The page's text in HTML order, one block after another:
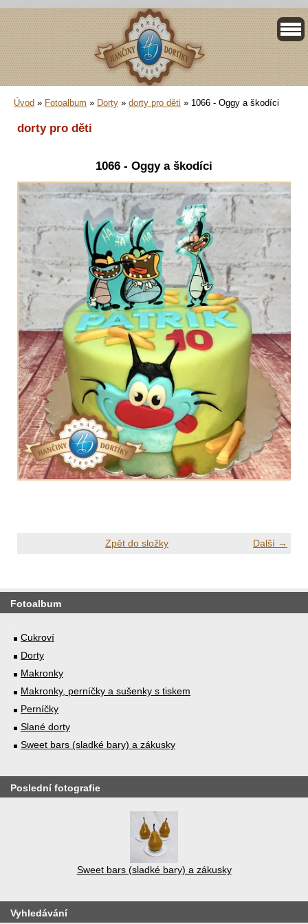
Úvod » Fotoalbum » Dorty » dorty pro děti » 1066 - Oggy a škodíci
dorty pro děti
1066 - Oggy a škodíci
Další →
Zpět do složky
Fotoalbum
Cukroví
Dorty
Makronky
Makronky, perníčky a sušenky s tiskem
Perníčky
Slané dorty
Sweet bars (sladké bary) a zákusky
Poslední fotografie
Sweet bars (sladké bary) a zákusky
Vyhledávání